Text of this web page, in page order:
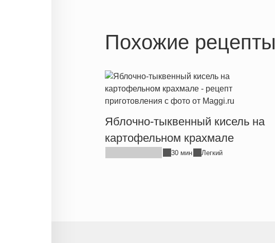
Похожие рецепты
Яблочно-тыквенный кисель на
картофельном крахмале
30 мин Легкий